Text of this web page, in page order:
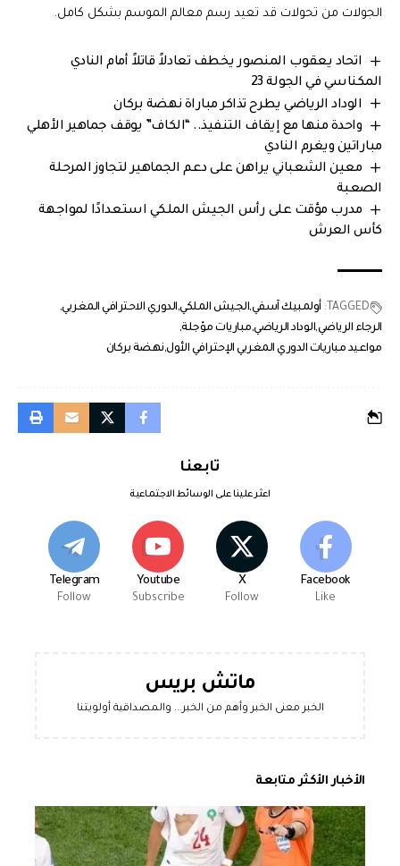
الجولات من تحولات قد تعيد رسم معالم الموسم بشكل كامل.
اتحاد يعقوب المنصور يخطف تعادلاً قاتلاً أمام النادي
المكناسي في الجولة 23
الوداد الرياضي يطرح تذاكر مباراة نهضة بركان
واحدة منها مع إيقاف التنفيذ.. “الكاف” يوقف جماهير الأهلي
مباراتين ويغرم النادي
معين الشعباني يراهن على دعم الجماهير لتجاوز المرحلة
الصعبة
مدرب مؤقت على رأس الجيش الملكي استعدادًا لمواجهة
كأس العرش
TAGGED: أولمبيك آسفيالجيش الملكي الدوري الاحترافي المغربي
الرجاء الرياضيالوداد الرياضي مباريات مؤجلة
مواعيد مباريات الدوري المغربي الإحترافي الأول نهضة بركان
تابعنا
اعثر علينا على الوسائط الاجتماعية
Facebook
Like
X
Follow
Youtube
Subscribe
Telegram
Follow
ماتش بريس
الخبر معنى الخبر وأهم من الخبر... والمصداقية أولويتنا
الأخبار الأكثر متابعة